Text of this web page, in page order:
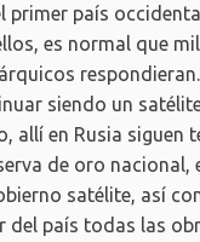
primer país
es normal que
siendo un
allí en Rusia siguen
de oro nacional,
satélite, así
del país todas las